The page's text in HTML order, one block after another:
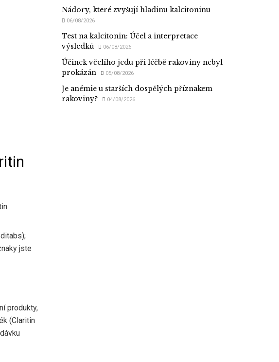
jste
produkty,
(Claritin
Nádory, které zvyšují hladinu kalcitoninu
06/08/2026
Test na kalcitonin: Účel a interpretace
výsledků
06/08/2026
Účinek včelího jedu při léčbě rakoviny nebyl
prokázán
05/08/2026
Je anémie u starších dospělých příznakem
rakoviny?
04/08/2026